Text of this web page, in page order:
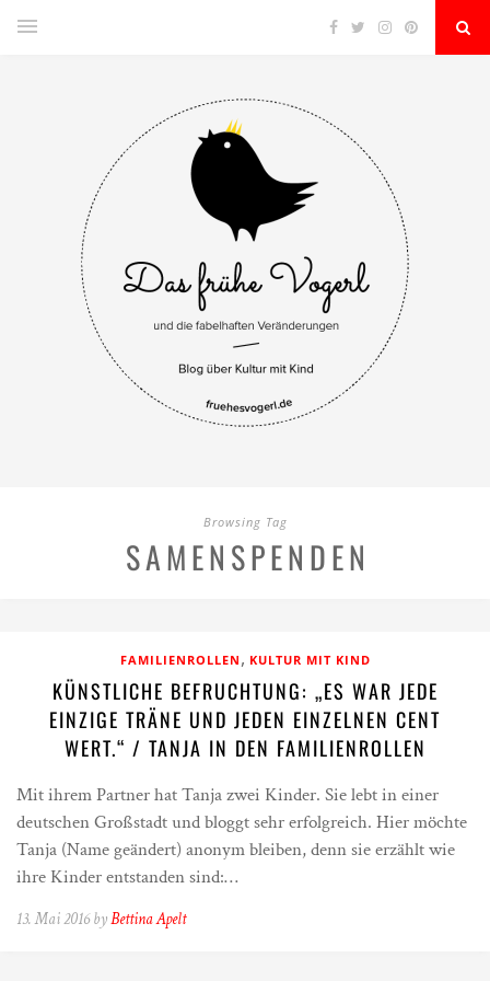
Browsing Tag
SAMENSPENDEN
FAMILIENROLLEN , KULTUR MIT KIND
KÜNSTLICHE BEFRUCHTUNG: „ES WAR JEDE
EINZIGE TRÄNE UND JEDEN EINZELNEN CENT
WERT.“ / TANJA IN DEN FAMILIENROLLEN
Mit ihrem Partner hat Tanja zwei Kinder. Sie lebt in einer
deutschen Großstadt und bloggt sehr erfolgreich. Hier möchte
Tanja (Name geändert) anonym bleiben, denn sie erzählt wie
ihre Kinder entstanden sind:…
13. Mai 2016 byBettina Apelt